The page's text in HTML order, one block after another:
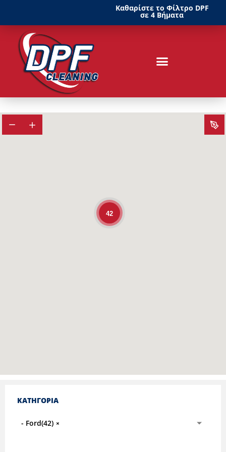
Καθαρίστε το Φίλτρο DPF
σε 4 Βήματα
42
ΚΑΤΗΓΟΡΙΑ
- Ford(42) ×